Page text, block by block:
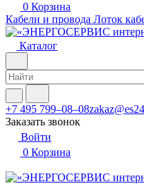
0 Корзина
Кабели и провода Лоток
Каталог
+7 495 799–08–08
Заказать звонок
Войти
0 Корзина